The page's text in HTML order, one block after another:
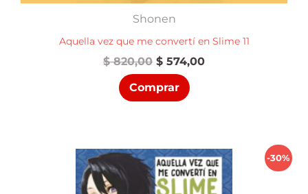
Shonen
Aquella vez que me convertí en Slime 11
$820,00 El
precio
original
era:
$ 574,00El
Comprar
-30%